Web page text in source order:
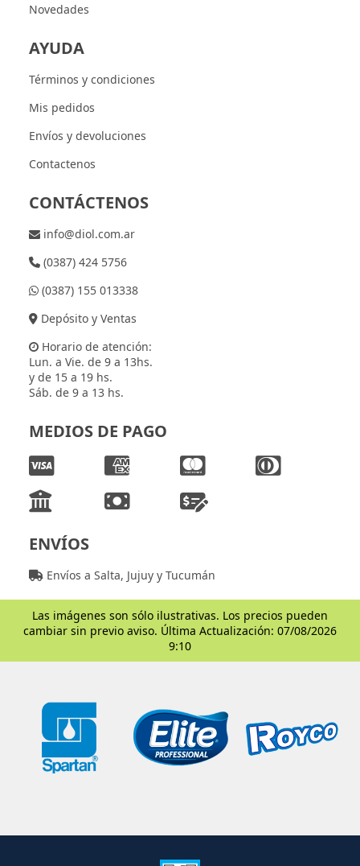
Novedades
AYUDA
Términos y condiciones
Mis pedidos
Envíos y devoluciones
Contactenos
CONTÁCTENOS
info@diol.com.ar
(0387) 424 5756
(0387) 155 013338
Depósito y Ventas
Horario de atención:
Lun. a Vie. de 9 a 13hs.
y de 15 a 19 hs.
Sáb. de 9 a 13 hs.
MEDIOS DE PAGO
ENVÍOS
Envíos a Salta, Jujuy y Tucumán
Las imágenes son sólo ilustrativas. Los precios pueden
cambiar sin previo aviso. Última Actualización: 07/08/2026
9:10